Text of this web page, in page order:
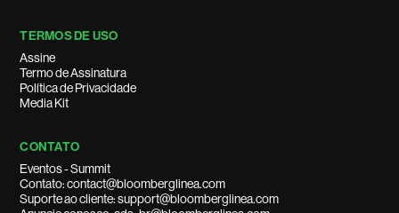
TERMOS DE USO
Assine
Termo de Assinatura
Política de Privacidade
Media Kit
CONTATO
Eventos - Summit
Contato: contact@bloomberglinea.com
Suporte ao cliente: support@bloomberglinea.com